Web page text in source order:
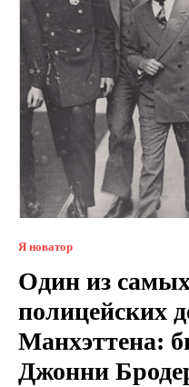
Я новатор
Один из
полицейских
Манхэттена:
Джонни